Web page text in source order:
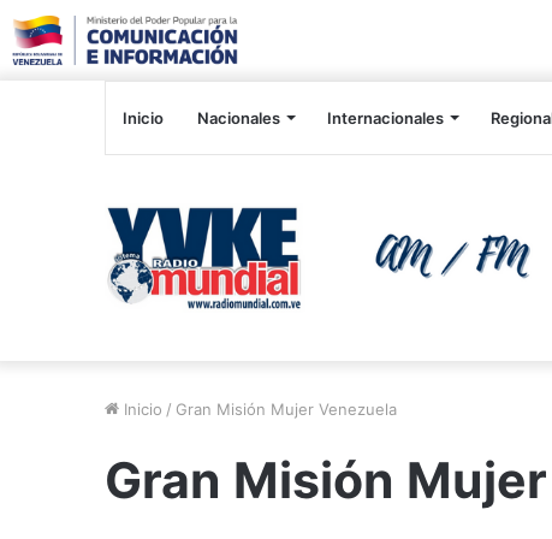
Inicio Nacionales Internacionales
Inicio / Gran Misión Mujer Venezuela
Gran Misión